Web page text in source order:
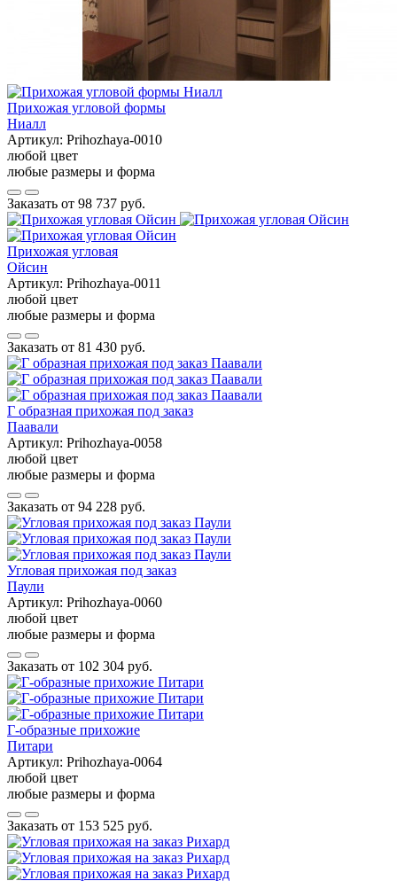
Прихожая угловой формы
Ниалл
Артикул: Prihozhaya-0010
любой цвет
любые размеры и форма
Заказать от 98 737 руб.
Прихожая угловая
Ойсин
Артикул: Prihozhaya-0011
любой цвет
любые размеры и форма
Заказать от 81 430 руб.
Г образная прихожая под заказ
Паавали
Артикул: Prihozhaya-0058
любой цвет
любые размеры и форма
Заказать от 94 228 руб.
Угловая прихожая под заказ
Паули
Артикул: Prihozhaya-0060
любой цвет
любые размеры и форма
Заказать от 102 304 руб.
Г-образные прихожие
Питари
Артикул: Prihozhaya-0064
любой цвет
любые размеры и форма
Заказать от 153 525 руб.